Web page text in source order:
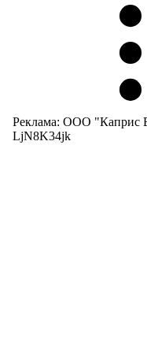
Реклама: ООО "Каприс
LjN8K34jk